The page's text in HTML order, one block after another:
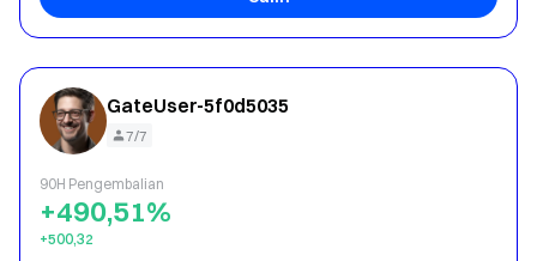
GateUser-5f0d5035
7/7
90H Pengembalian
+490,51%
+500,32